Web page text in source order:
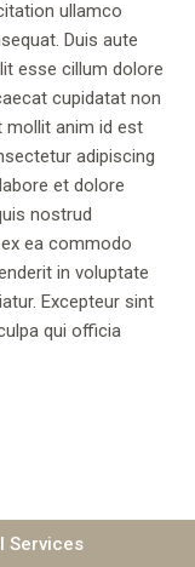
ullamco
Duis aute
esse cillum dolore
cupidatat non
mollit anim id est
adipiscing
et dolore
nostrud
ea commodo
in voluptate
Excepteur sint
qui officia
Services